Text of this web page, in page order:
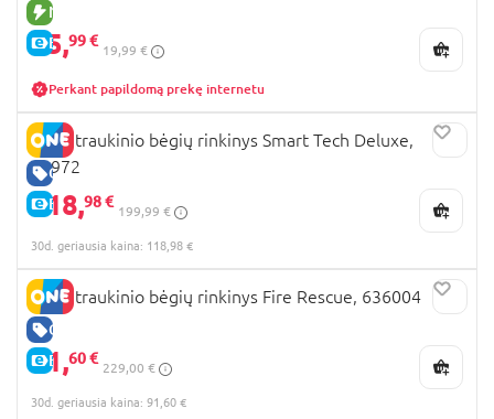
kurie ir parduodami atskirais komplektais. Tad
galite nesukti galvos bandydami atsiminti, ar
Sudominome? Kviečiame išsamiau patyrinėti šį
vertinantiems tėveliams, kurie nemėgsta kuomet
namuose pradeda kauptis nekokybiški, greitai
lūžtantys žaislai, kurie vėliau virsta plastiko kalnais.
Mūsų rekomenduojamiBRIO mediniai žaislaiyra
tikra to priešingybė. Jie tarnaus ilgai. Jei ieškote
kartais būna parduodami pigiau. Tiesiog
sekite mūsų naujienas, užsiprenumeruokite
naujienlaiškį ir informacija apie akcijas Jus pasieks
NAUJA PREKĖ
E-KAINA
15,99 €
19,99 €
Perkant papildomą prekę internetu
GERA KAINA
E-KAINA
BRIO traukinio bėgių rinkinys Smart Tech Deluxe,
33972
118,98 €
199,99 €
30d. geriausia kaina: 118,98 €
GERA KAINA
E-KAINA
BRIO traukinio bėgių rinkinys Fire Rescue, 636004
91,60 €
229,00 €
30d. geriausia kaina: 91,60 €